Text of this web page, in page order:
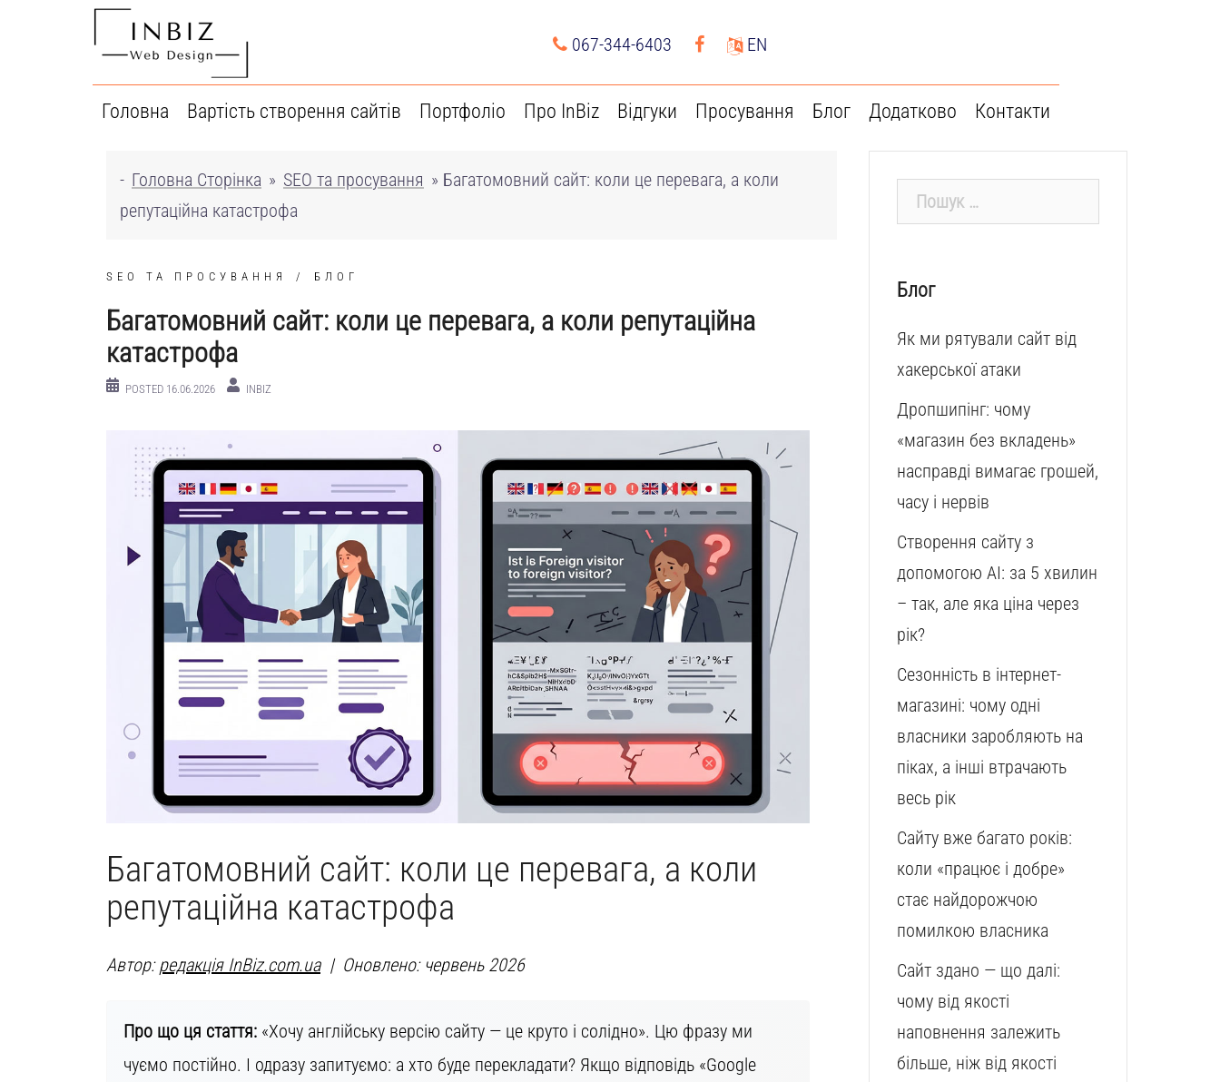
067-344-6403 EN
Головна Вартість створення сайтів Портфоліо Про InBiz Відгуки Просування Блог Додатково Контакти
- Головна Сторінка » SEO та просування » Багатомовний сайт: коли це перевага, а коли
репутаційна катастрофа
SEO ТА ПРОСУВАННЯ БЛОГ
Багатомовний сайт: коли це перевага, а коли репутаційна
катастрофа
POSTED 16.06.2026 INBIZ
Багатомовний сайт: коли це перевага, а коли
репутаційна катастрофа
Автор:редакція InBiz.com.ua| Оновлено: червень 2026
Про що ця стаття:«Хочу англійську версію сайту — це круто і солідно». Цю фразу ми
чуємо постійно. І одразу запитуємо: а хто буде перекладати? Якщо відповідь «Google
Пошук:
Блог
Як ми рятували сайт від
хакерської атаки
Дропшипінг: чому
«магазин без вкладень»
насправді вимагає грошей,
часу і нервів
Створення сайту з
допомогою AI: за 5 хвилин
– так, але яка ціна через
рік?
Сезонність в інтернет-
магазині: чому одні
власники заробляють на
піках, а інші втрачають
весь рік
Сайту вже багато років:
коли «працює і добре»
стає найдорожчою
помилкою власника
Сайт здано — що далі:
чому від якості
наповнення залежить
більше, ніж від якості